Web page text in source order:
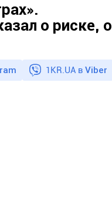
о риске, о
1KR.UA в Viber